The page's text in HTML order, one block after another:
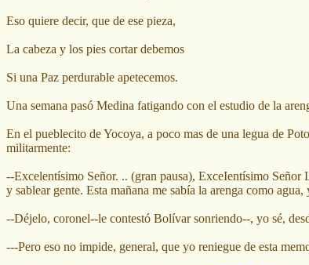
Eso quiere decir, que de ese pieza,
La cabeza y los pies cortar debemos
Si una Paz perdurable apetecemos.
Una semana pasó Medina fatigando con el estudio de la
En el pueblecito de Yocoya, a poco mas de una legua de
militarmente:
--Excelentísimo Señor. .. (gran pausa), ExceIentísimo Señor
y sablear gente. Esta mañana me sabía la arenga como
--Déjelo, coronel--le contestó Bolívar sonriendo--, yo sé,
---Pero eso no impide, general, que yo reniegue de esta